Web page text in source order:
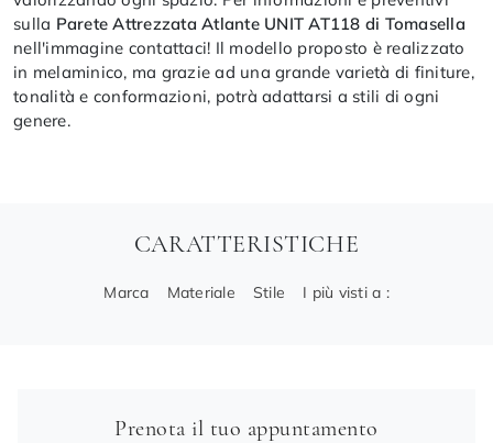
sulla Parete Attrezzata Atlante UNIT AT118 di Tomasella
nell'immagine contattaci! Il modello proposto è realizzato
in melaminico, ma grazie ad una grande varietà di finiture,
tonalità e conformazioni, potrà adattarsi a stili di ogni
genere.
CARATTERISTICHE
Marca Materiale Stile I più visti a :
Prenota il tuo appuntamento